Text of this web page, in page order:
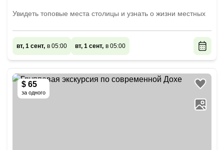
Увидеть топовые места столицы и узнать о жизни местных
вт, 1 сент, в 05:00 вт, 1 сент, в 05:00
$ 65
за одного